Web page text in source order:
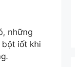
những
iốt khi